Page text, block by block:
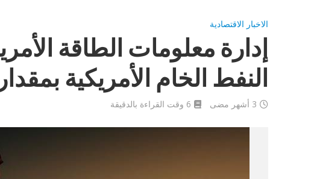
الاخبار الاقتصادية
إدارة معلومات الطاقة
النفط الخام الأمريكية بمقدار 4.3 مليون برميل
3 أشهر مضى 6 وقت القراءة بالدقيقة